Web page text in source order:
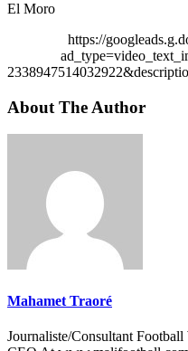
El Moro
https://
About The Author
Mahamet Traoré
Journaliste/Consultant